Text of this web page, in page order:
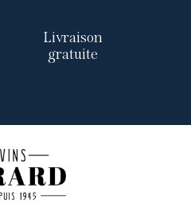
Livraison
gratuite